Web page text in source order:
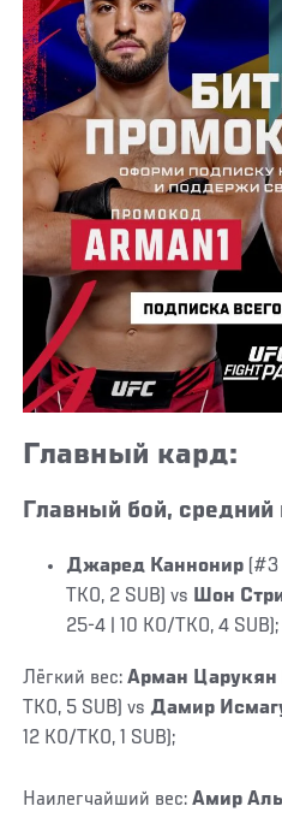
Главный кард:
Главный бой, средний
Джаред Каннонир
ТКО, 2 SUB) vs Шон
25-4 | 10 КО/ТКО, 4 SUB);
Лёгкий вес:Арман Царукян
ТКО, 5 SUB) vsДамир
12 КО/ТКО, 1 SUB);
Наилегчайший вес:Амир